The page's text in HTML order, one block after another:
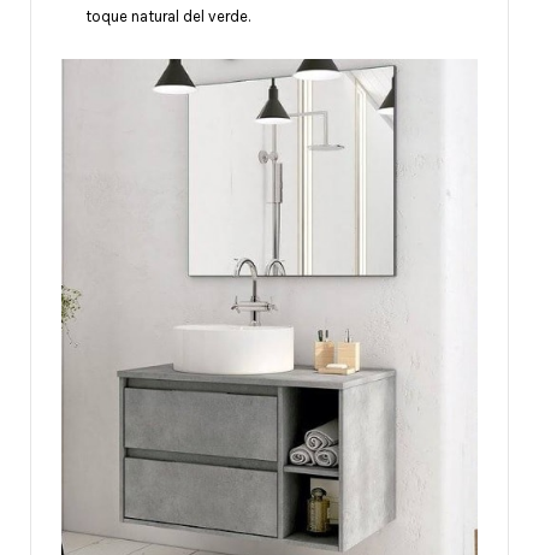
toque natural del verde.